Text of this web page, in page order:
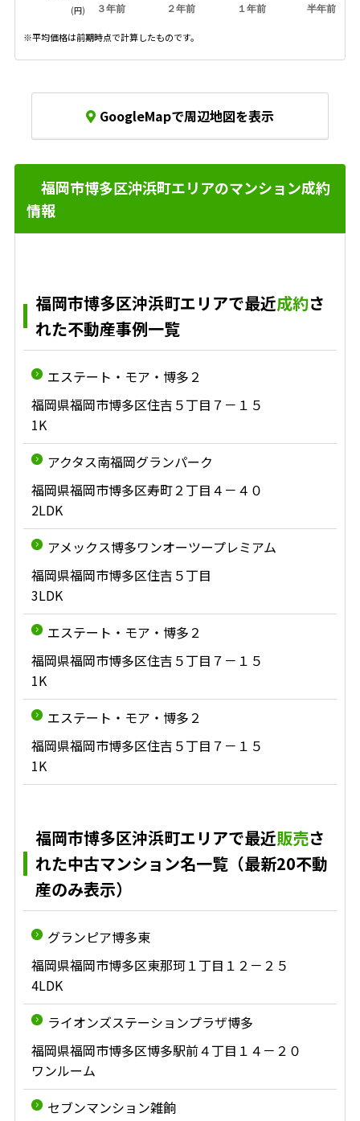
３年前 ２年前 １年前 半年前
(円)
※平均価格は前期時点で計算したものです。
GoogleMapで周辺地図を表示
福岡市博多区沖浜町エリアのマンション成約
情報
福岡市博多区沖浜町エリアで最近成約さ
れた不動産事例一覧
エステート・モア・博多２
福岡県福岡市博多区住吉５丁目７－１５
1K
アクタス南福岡グランパーク
福岡県福岡市博多区寿町２丁目４－４０
2LDK
アメックス博多ワンオーツープレミアム
福岡県福岡市博多区住吉５丁目
3LDK
エステート・モア・博多２
福岡県福岡市博多区住吉５丁目７－１５
1K
エステート・モア・博多２
福岡県福岡市博多区住吉５丁目７－１５
1K
福岡市博多区沖浜町エリアで最近販売さ
れた中古マンション名一覧（最新20不動
産のみ表示）
グランピア博多東
福岡県福岡市博多区東那珂１丁目１２－２５
4LDK
ライオンズステーションプラザ博多
福岡県福岡市博多区博多駅前４丁目１４－２０
ワンルーム
セブンマンション雑餉